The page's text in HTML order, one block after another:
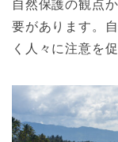
自然保護の観点
要があります。
く人々に注意を